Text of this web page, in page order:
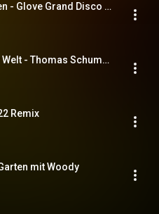
Mir kann nichts passieren - Glove Grand Disco Remix Edit
Der letzte Abend auf der Welt - Thomas Schumacher Remix
Remix
mit Woody